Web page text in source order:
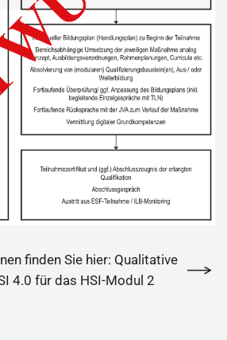
finden Sie hier: Qualitative
4.0 für das HSI-Modul 2